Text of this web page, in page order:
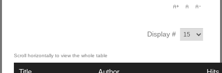
Display #
Password